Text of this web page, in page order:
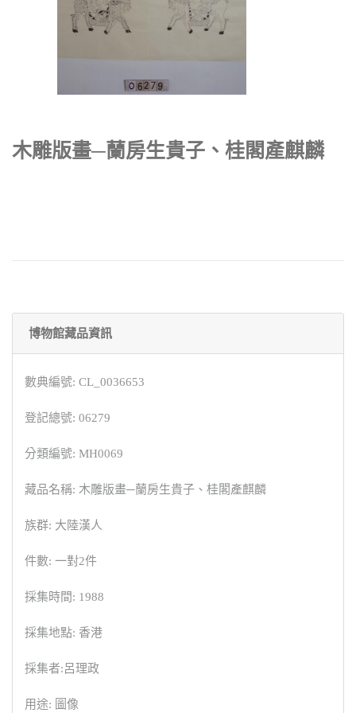
木雕版畫─蘭房生貴子、桂閣產麒麟
博物館藏品資訊
數典編號: CL_0036653
登記總號: 06279
分類編號: MH0069
藏品名稱: 木雕版畫─蘭房生貴子、桂閣產麒麟
族群: 大陸漢人
件數: 一對2件
採集時間: 1988
採集地點: 香港
採集者:呂理政
用途: 圖像